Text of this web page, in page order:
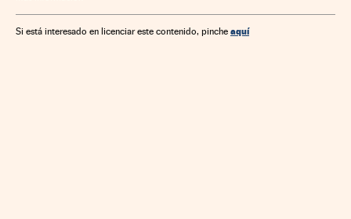
Si está interesado en licenciar este contenido, pinche aquí